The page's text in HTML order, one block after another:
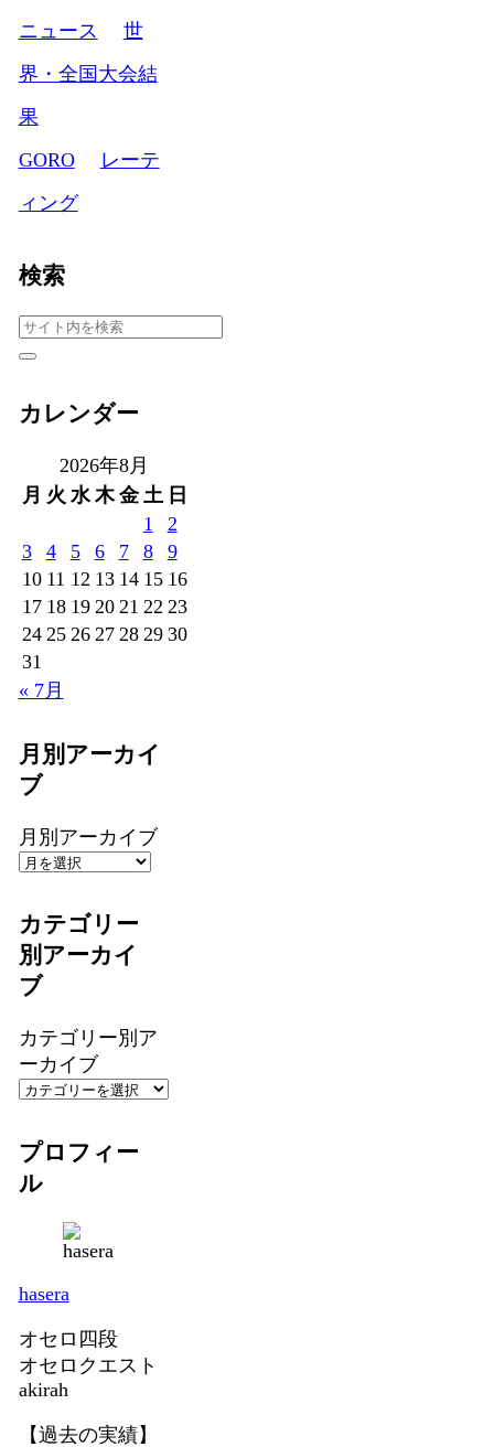
ニュース
世
界・全国大会結
果
GORO
レーテ
ィング
検索
カレンダー
2026年8月
月 火 水 木 金 土 日
1
2
3
4 5 6 7 8
9
10 11 12 13 14 15 16
17 18 19 20 21 22 23
24 25 26 27 28 29 30
31
« 7月
月別アーカイ
ブ
月別アーカイブ
カテゴリー
別アーカイ
ブ
カテゴリー別ア
ーカイブ
プロフィー
ル
hasera
オセロ四段
オセロクエスト
akirah
【過去の実績】